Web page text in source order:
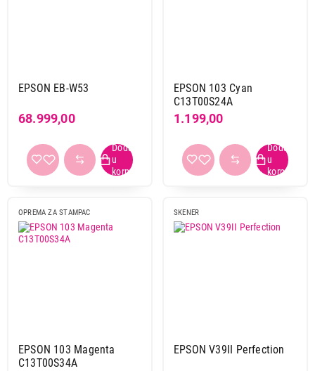
EPSON EB-W53
68.999,00
EPSON 103 Cyan
C13T00S24A
1.199,00
OPREMA ZA STAMPAC
EPSON 103 Magenta
C13T00S34A
SKENER
EPSON V39II Perfection